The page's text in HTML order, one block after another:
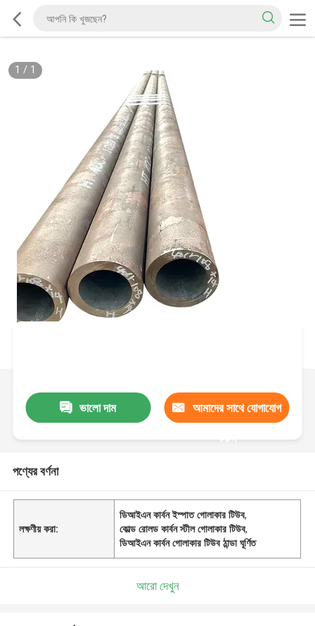
1 / 1
ভালো দাম আমাদের সাথে যোগাযোগ
করুন
পণ্যের বর্ণনা
লক্ষণীয় করা:
ডিআইএন কার্বন ইস্পাত গোলাকার টিউব,
কোল্ড রোলড কার্বন স্টীল গোলাকার টিউব,
ডিআইএন কার্বন গোলাকার টিউব ঠান্ডা ঘূর্ণিত
আরো দেখুন